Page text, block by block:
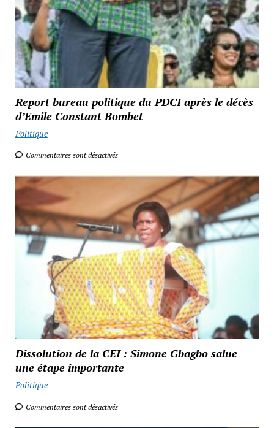
Report bureau politique du PDCI après le décès
d’Emile Constant Bombet
Politique
Commentaires sont désactivés
Dissolution de la CEI : Simone Gbagbo salue
une étape importante
Politique
Commentaires sont désactivés